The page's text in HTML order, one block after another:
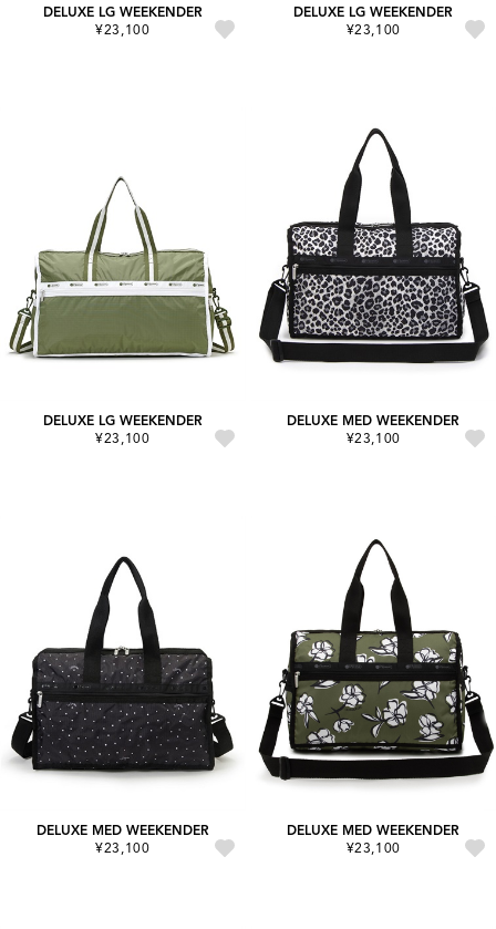
DELUXE LG WEEKENDER
¥23,100
DELUXE LG WEEKENDER
¥23,100
DELUXE LG WEEKENDER
¥23,100
DELUXE MED WEEKENDER
¥23,100
DELUXE MED WEEKENDER
¥23,100
DELUXE MED WEEKENDER
¥23,100